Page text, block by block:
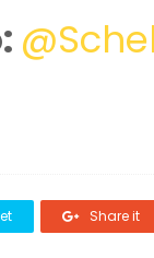
Share it